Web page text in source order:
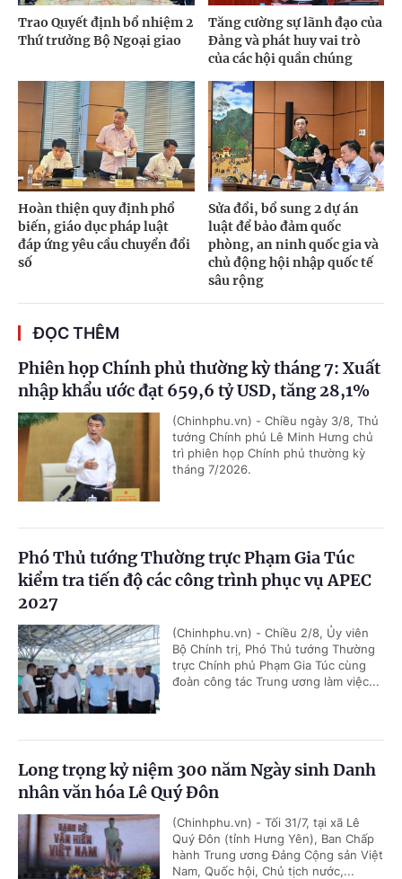
Trao Quyết định bổ nhiệm 2
Thứ trưởng Bộ Ngoại giao
Tăng cường sự lãnh đạo của
Đảng và phát huy vai trò
của các hội quần chúng
Hoàn thiện quy định phổ
biến, giáo dục pháp luật
đáp ứng yêu cầu chuyển đổi
số
Sửa đổi, bổ sung 2 dự án
luật để bảo đảm quốc
phòng, an ninh quốc gia và
chủ động hội nhập quốc tế
sâu rộng
ĐỌC THÊM
Phiên họp Chính phủ thường kỳ tháng 7: Xuất
nhập khẩu ước đạt 659,6 tỷ USD, tăng 28,1%
(Chinhphu.vn) - Chiều ngày 3/8, Thủ
tướng Chính phủ Lê Minh Hưng chủ
trì phiên họp Chính phủ thường kỳ
tháng 7/2026.
Phó Thủ tướng Thường trực Phạm Gia Túc
kiểm tra tiến độ các công trình phục vụ APEC
2027
(Chinhphu.vn) - Chiều 2/8, Ủy viên
Bộ Chính trị, Phó Thủ tướng Thường
trực Chính phủ Phạm Gia Túc cùng
đoàn công tác Trung ương làm việc...
Long trọng kỷ niệm 300 năm Ngày sinh Danh
nhân văn hóa Lê Quý Đôn
(Chinhphu.vn) - Tối 31/7, tại xã Lê
Quý Đôn (tỉnh Hưng Yên), Ban Chấp
hành Trung ương Đảng Cộng sản Việt
Nam, Quốc hội, Chủ tịch nước,...